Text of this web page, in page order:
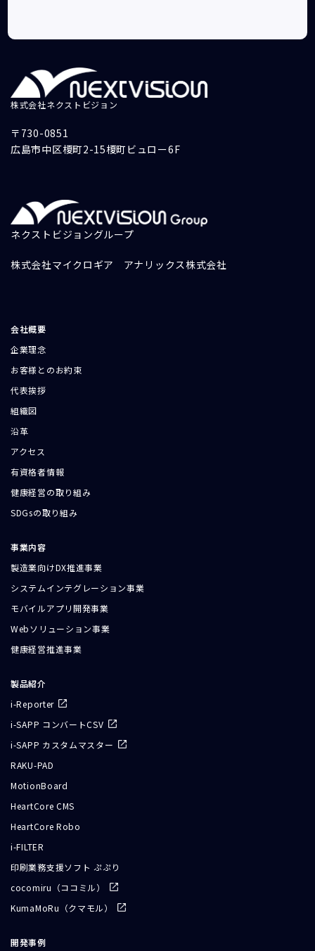
株式会社ネクストビジョン
〒730-0851
広島市中区榎町2-15榎町ビュロー6F
ネクストビジョングループ
株式会社マイクロギア アナリックス株式会社
会社概要
企業理念
お客様とのお約束
代表挨拶
組織図
沿革
アクセス
有資格者情報
健康経営の取り組み
SDGsの取り組み
事業内容
製造業向けDX推進事業
システムインテグレーション事業
モバイルアプリ開発事業
Webソリューション事業
健康経営推進事業
製品紹介
i-Reporter
i-SAPP コンバートCSV
i-SAPP カスタムマスター
RAKU-PAD
MotionBoard
HeartCore CMS
HeartCore Robo
i-FILTER
印刷業務支援ソフト ぷぷり
cocomiru（ココミル）
KumaMoRu（クマモル）
開発事例